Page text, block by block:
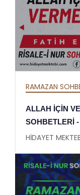
RAMAZAN
ALLAH İÇİN
SOHBETLERİ -
HİDAYET